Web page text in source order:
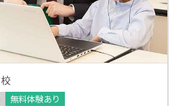
無料体験あり